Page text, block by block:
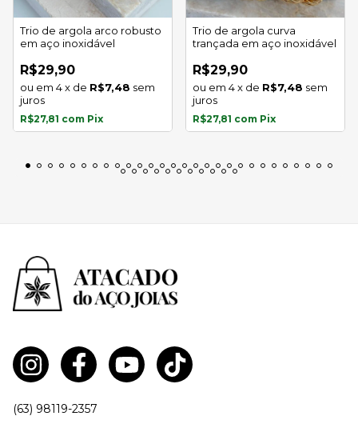
Trio de argola arco robusto
em aço inoxidável
R$29,90
4x de R$7,48 sem
juros
R$27,81 com Pix
Trio de argola curva
trançada em aço inoxidável
R$29,90
4x de R$7,48 sem
juros
R$27,81 com Pix
(63) 98119-2357